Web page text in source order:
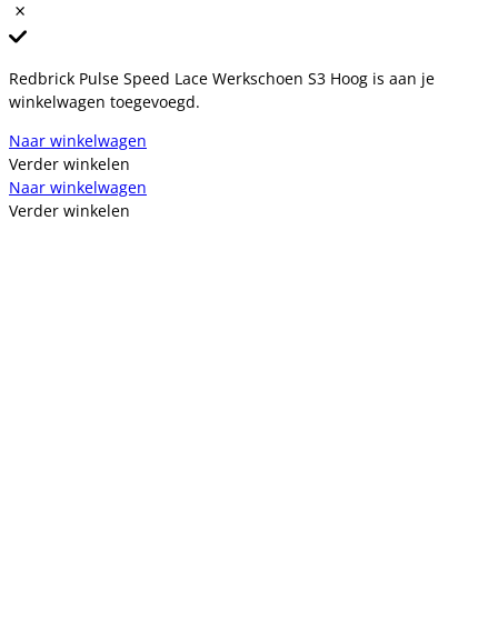
Redbrick Pulse Speed Lace Werkschoen S3 Hoog is aan je
winkelwagen toegevoegd.
Naar winkelwagen
Verder winkelen
Naar winkelwagen
Verder winkelen